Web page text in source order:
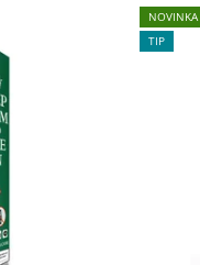
NOVINKA
TIP